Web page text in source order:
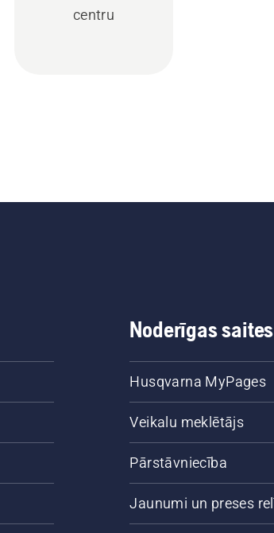
centru
Noderīgas saites
Husqvarna MyPages
Veikalu meklētājs
Pārstāvniecība
Jaunumi un preses